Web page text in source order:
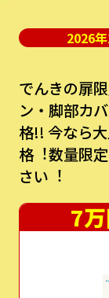
2026
でんきの扉
ン・脚部カ
格!! 今なら
格︕数量限
さい︕
7